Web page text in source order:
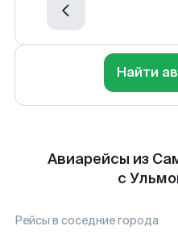
Найти
Авиарейсы из
с
Рейсы в соседние города